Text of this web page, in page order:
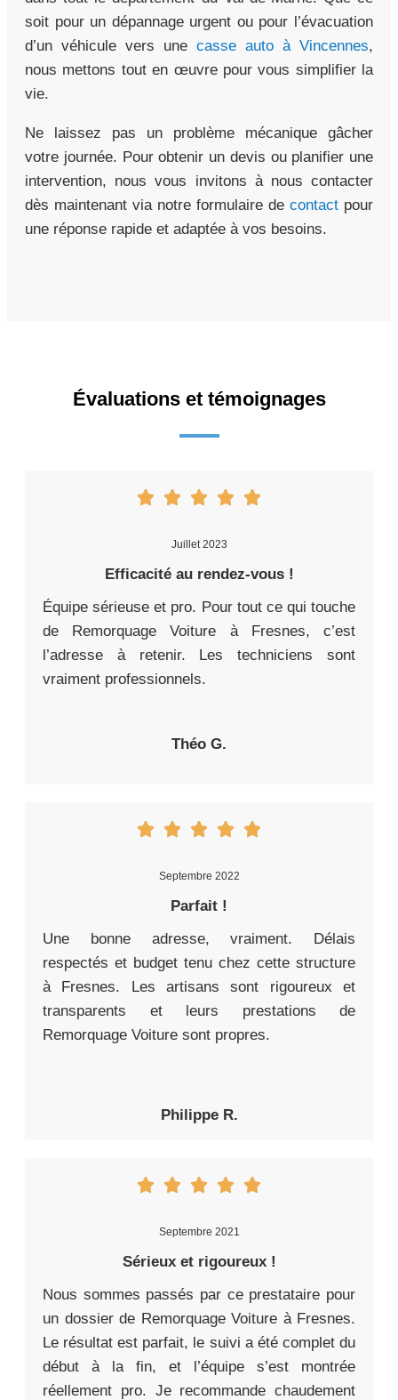
soit pour un dépannage urgent ou pour l’évacuation
d’un véhicule vers une casse auto à Vincennes,
nous mettons tout en œuvre pour vous simplifier la
vie.
Ne laissez pas un problème mécanique gâcher
votre journée. Pour obtenir un devis ou planifier une
intervention, nous vous invitons à nous contacter
dès maintenant via notre formulaire de contact pour
une réponse rapide et adaptée à vos besoins.
Évaluations et témoignages
Juillet 2023
Efficacité au rendez-vous !
Équipe sérieuse et pro. Pour tout ce qui touche
de Remorquage Voiture à Fresnes, c’est
l’adresse à retenir. Les techniciens sont
vraiment professionnels.
Théo G.
Septembre 2022
Parfait !
Une bonne adresse, vraiment. Délais
respectés et budget tenu chez cette structure
à Fresnes. Les artisans sont rigoureux et
transparents et leurs prestations de
Remorquage Voiture sont propres.
Philippe R.
Septembre 2021
Sérieux et rigoureux !
Nous sommes passés par ce prestataire pour
un dossier de Remorquage Voiture à Fresnes.
Le résultat est parfait, le suivi a été complet du
début à la fin, et l’équipe s’est montrée
réellement pro. Je recommande chaudement